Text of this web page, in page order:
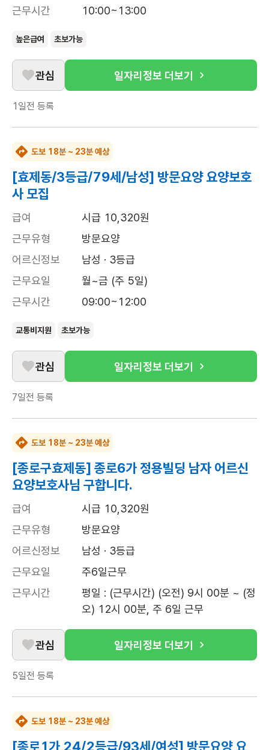
근무시간
10:00~13:00
높은급여 초보가능
관심 일자리정보 더보기
1일전 등록
도보 18분 ~ 23분 예상
[효제동/3등급/79세/남성] 방문요양 요양보호
사 모집
급여
시급 10,320원
근무유형
방문요양
어르신정보
남성 · 3등급
근무요일
월~금 (주 5일)
근무시간
09:00~12:00
교통비지원 초보가능
관심 일자리정보 더보기
7일전 등록
도보 18분 ~ 23분 예상
[종로구효제동] 종로6가 정용빌딩 남자 어르신
요양보호사님 구합니다.
급여
시급 10,320원
근무유형
방문요양
어르신정보
남성 · 3등급
근무요일
주6일근무
근무시간
평일 : (근무시간) (오전) 9시 00분 ~ (정
오) 12시 00분, 주 6일 근무
관심 일자리정보 더보기
5일전 등록
도보 18분 ~ 23분 예상
[종로1가 24/2등급/93세/여성] 방문요양 요